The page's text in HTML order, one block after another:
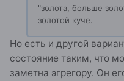
"золота, больше
золотой куче.
Но есть и другой
состояние таким, что
заметна эгрегору. Он